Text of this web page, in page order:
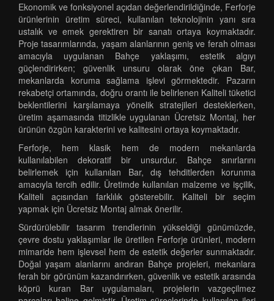
Ekonomik ve fonksiyonel açıdan değerlendirildiğinde, Ferforje
ürünlerinin üretim süreci, kullanılan teknolojinin yanı sıra
ustalık ve emek gerektiren bir sanatı ortaya koymaktadır.
Proje tasarımlarında, yaşam alanlarının geniş ve ferah olması
amacıyla uygulanan Bahçe yaklaşımı, estetik algıyı
güçlendirirken; güvenlik unsuru olarak öne çıkan Bar,
mekanlarda koruma sağlama işlevi görmektedir. Pazarın
rekabetçi ortamında, doğru orantı ile belirlenen Kaliteli tüketici
beklentilerini karşılamaya yönelik stratejileri desteklerken,
üretim aşamasında titizlikle uygulanan Ücretsiz Montaj, her
ürünün özgün karakterini ve kalitesini ortaya koymaktadır.
Ferforje, hem klasik hem de modern mekanlarda
kullanılabilen dekoratif bir unsurdur. Bahçe sınırlarını
belirlemek için kullanılan Bar, dış tehditlerden korunma
amacıyla tercih edilir. Üretimde kullanılan malzeme ve işçilik,
Kaliteli açısından farklılık gösterebilir. Kaliteli bir seçim
yapmak için Ücretsiz Montaj almak önerilir.
Sürdürülebilir tasarım trendlerinin yükseldiği günümüzde,
çevre dostu yaklaşımlar ile üretilen Ferforje ürünleri, modern
mimaride hem işlevsel hem de estetik değerler sunmaktadır.
Doğal yaşam alanlarını andıran Bahçe projeleri, mekanlara
ferah bir görünüm kazandırırken, güvenlik ve estetik arasında
köprü kuran Bar uygulamaları, projelerin vazgeçilmez